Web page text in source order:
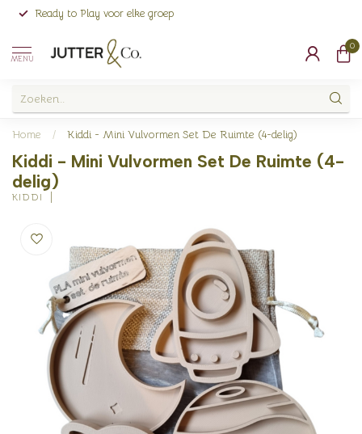
Ready to Play voor elke groep
MENU
0
Home / Kiddi - Mini Vulvormen Set De Ruimte (4-delig)
Kiddi - Mini Vulvormen Set De Ruimte (4-
delig)
KIDDI